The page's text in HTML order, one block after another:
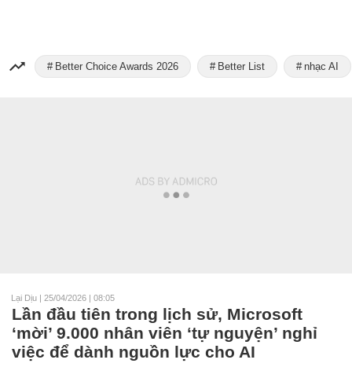
Better Choice Awards 2026 Better List nhạc AI
Lại Dịu | 25/04/2026 | 08:05
Lần đầu tiên trong lịch sử, Microsoft
‘mời’ 9.000 nhân viên ‘tự nguyện’ nghỉ
việc để dành nguồn lực cho AI